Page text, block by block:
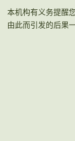
本机构有义务提醒
由此而引发的后果